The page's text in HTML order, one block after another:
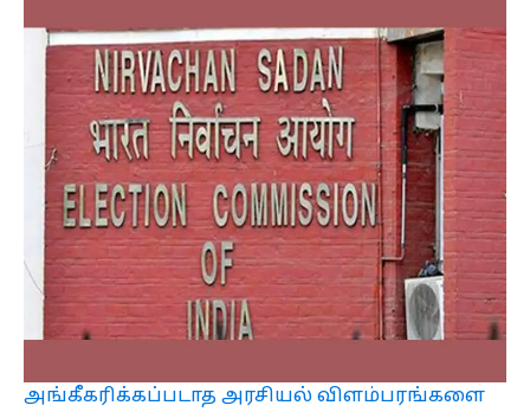
அங்கீகரிக்கப்படாத அரசியல் விளம்பரங்களை